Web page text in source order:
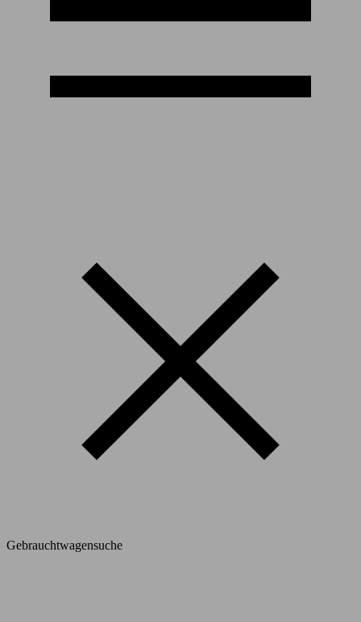
Gebrauchtwagensuche